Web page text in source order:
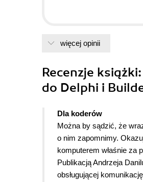
więcej opinii
Recenzje książki
do Delphi i
Dla koderów
Można by sądzić, że
o nim zapomnimy.
komputerem właśnie za
Publikacją Andrzeja
obsługującej